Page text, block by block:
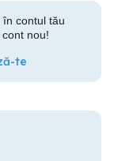
în contul tău
nou!
te